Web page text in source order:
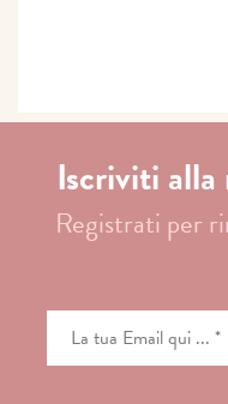
Iscriviti alla
Registrati per